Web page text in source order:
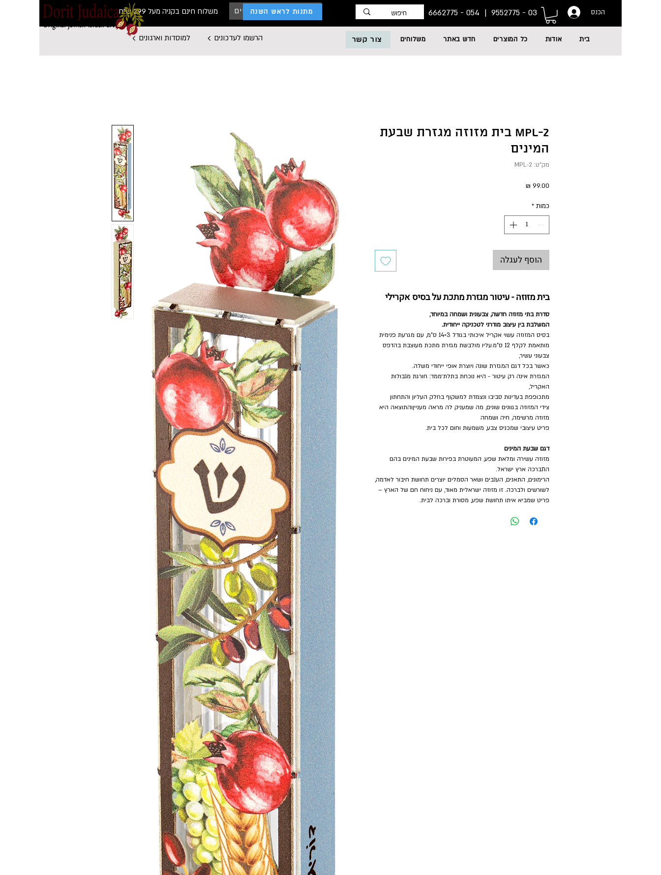
כניסת לקוחות עסקיים משלוח חינם בקניה מעל 299 ש"ח הכנס 03 - 9552775 | מתנות לראש השנה
הרשמו לעדכונים למוסדות וארגונים בית אודות כל המוצרים חדש באתר משלוחים צור קשר
MPL-2 בית מזוזה מגזרת שבעת
המינים
מק"ט: MPL-2
מחיר
כמות *
הוסף לעגלה
בית מזוזה - עיטור מגזרת מתכת על בסיס אקרילי
סדרת בתי מזוזה חדשה, צבעונית ושמחה במיוחד,
המשלבת בין עיצוב מודרני לטכניקה ייחודית.
בסיס המזוזה עשוי אקריל איכותי בגודל 3×14 ס"מ, עם מגרעת פנימית
מותאמת לקלף 12 ס"מ.עליו מולבשת מגזרת מתכת מעוצבת בהדפס
צבעוני עשיר,
כאשר בכל דגם המגזרת שונה ויוצרת אופי ייחודי משלה.
המגזרת אינה רק עיטור - היא נוכחת בתלת־ממד: חורגת מגבולות
האקריל,
מתכופפת בעדינות סביבו ונצמדת למשקוף בחלק העליון והתחתון
צידי המזוזה בגוונים שונים, מה שמעניק לה מראה מענייןוהתוצאה היא
מזוזה מרשימה, חיה ושמחה
פריט עיצובי שמכניס צבע, משמעות וחום לכל בית.
דגם שבעת המינים
מזוזה עשירה ומלאת שפע, המעוטרת בפירות שבעת המינים בהם
התברכה ארץ ישראל.
הרימונים, התאנים, הענבים ושאר הסמלים יוצרים תחושת חיבור לאדמה,
לשורשים ולברכה. זו מזוזה ישראלית מאוד, עם ניחוח חם של הארץ –
פריט שמביא איתו תחושת שפע, מסורת וברכה לבית.